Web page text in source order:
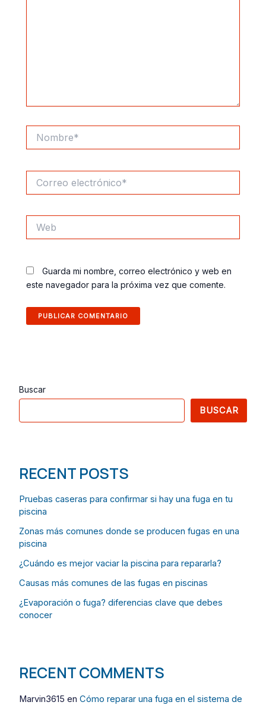
electrónico*
Guarda mi nombre, correo electrónico y web en
este navegador para la próxima vez que comente.
Buscar
BUSCAR
RECENT POSTS
Pruebas caseras para confirmar si hay una fuga en tu
piscina
Zonas más comunes donde se producen fugas en una
piscina
¿Cuándo es mejor vaciar la piscina para repararla?
Causas más comunes de las fugas en piscinas
¿Evaporación o fuga? diferencias clave que debes
conocer
RECENT COMMENTS
Marvin3615 en Cómo reparar una fuga en el sistema de